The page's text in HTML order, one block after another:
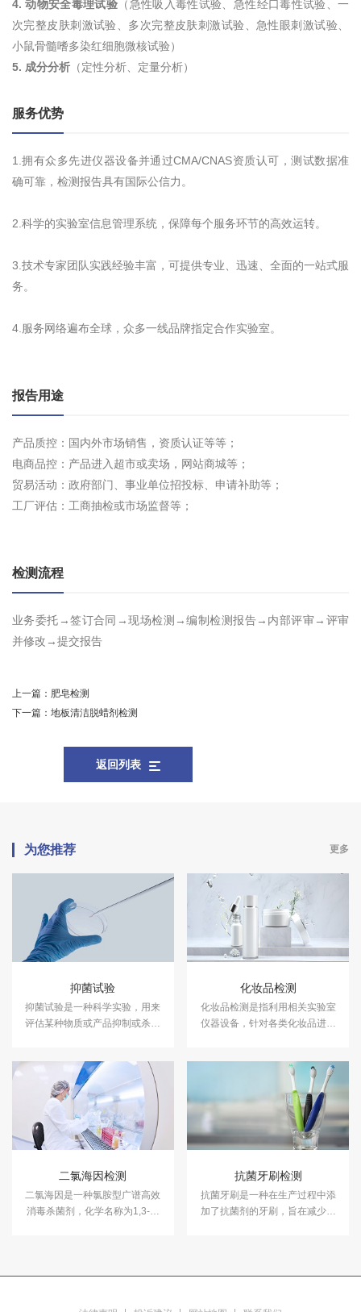
4. 动物安全毒理试验 （急性吸入毒性试验、急性经口毒性试验、一
次完整皮肤刺激试验、多次完整皮肤刺激试验、急性眼刺激试验、
小鼠骨髓嗜多染红细胞微核试验）
5. 成分分析 （定性分析、定量分析）
服务优势
1.拥有众多先进仪器设备并通过CMA/CNAS资质认可，测试数据准
确可靠，检测报告具有国际公信力。
2.科学的实验室信息管理系统，保障每个服务环节的高效运转。
3.技术专家团队实践经验丰富，可提供专业、迅速、全面的一站式服
务。
4.服务网络遍布全球，众多一线品牌指定合作实验室。
报告用途
产品质控：国内外市场销售，资质认证等等；
电商品控：产品进入超市或卖场，网站商城等；
贸易活动：政府部门、事业单位招投标、申请补助等；
工厂评估：工商抽检或市场监督等；
检测流程
业务委托→签订合同→现场检测→编制检测报告→内部评审→评审
并修改→提交报告
上一篇： 肥皂检测
下一篇： 地板清洁脱蜡剂检测
返回列表
为您推荐 更多
抑菌试验
抑菌试验是一种科学实验，用来
评估某种物质或产品抑制或杀灭
产品抑菌试验服务，具备CMA、
CNAS资质认证.
化妆品检测
化妆品检测是指利用相关实验室
仪器设备，针对各类化妆品进行
量和使用安全，保障消费者健
康。中科检测开展化妆品检测服
务，具备CMA、CNAS资质认
二氯海因检测
二氯海因是一种氯胺型广谱高效
消毒杀菌剂，化学名称为1,3-二
抗菌牙刷检测
抗菌牙刷是一种在生产过程中添
加了抗菌剂的牙刷，旨在减少牙
CNAS资质认证。